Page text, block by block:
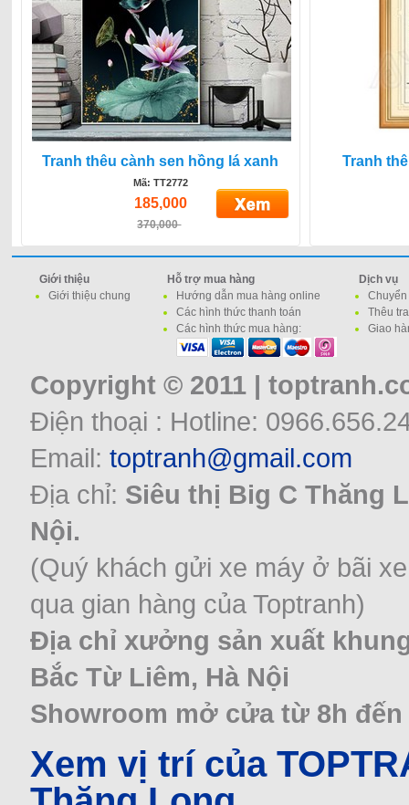
Tranh thêu cành sen hồng lá xanh
Mã: TT2772
185,000
370,000
Tranh
Giới thiệu
Giới thiệu chung
Hỗ trợ mua hàng
Hướng dẫn mua hàng online
Các hình thức thanh toán
Các hình thức mua hàng:
Dịch vụ
Thêu
Giao
Copyright © 2011 |
Điện thoại : Hotline:
Email: toptranh@gmail.com
Địa chỉ: Siêu thị Big C Thăng
Nội.
(Quý khách gửi xe máy ở bãi
qua gian hàng của Toptranh)
Địa chỉ xưởng sản xuất
Bắc Từ Liêm, Hà Nội
Showroom mở cửa từ 8h
Xem vị trí của